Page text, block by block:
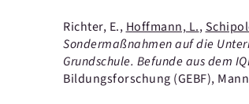
Richter, E., Hoffmann, L.,
Sondermaßnahmen auf die
Grundschule. Befunde aus dem
Bildungsforschung (GEBF),